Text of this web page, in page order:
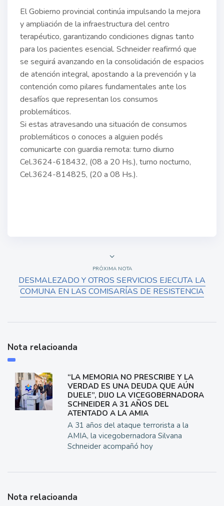
El Gobierno provincial continúa impulsando la mejora
y ampliación de la infraestructura del centro
terapéutico, garantizando condiciones dignas tanto
para los pacientes esencial. Schneider reafirmó que
se seguirá avanzando en la consolidación de espacios
de atención integral, apostando a la prevención y la
contención como pilares fundamentales ante los
desafíos que representan los consumos
problemáticos.
Si estas atravesando una situación de consumos
problemáticos o conoces a alguien podés
comunicarte con guardia remota: turno diurno
Cel.3624-618432, (08 a 20 Hs.), turno nocturno,
Cel.3624-814825, (20 a 08 Hs.).
PRÓXIMA NOTA
DESMALEZADO Y OTROS SERVICIOS EJECUTA LA
COMUNA EN LAS COMISARÍAS DE RESISTENCIA
Nota relacioanda
“LA MEMORIA NO PRESCRIBE Y LA
VERDAD ES UNA DEUDA QUE AÚN
DUELE”, DIJO LA VICEGOBERNADORA
SCHNEIDER A 31 AÑOS DEL
ATENTADO A LA AMIA
A 31 años del ataque terrorista a la
AMIA, la vicegobernadora Silvana
Schneider acompañó hoy
Nota relacioanda